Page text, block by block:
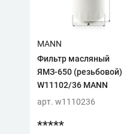
MANN
Фильтр масляный
ЯМЗ-650 (резьбовой)
W11102/36 MANN
арт. w1110236
*****